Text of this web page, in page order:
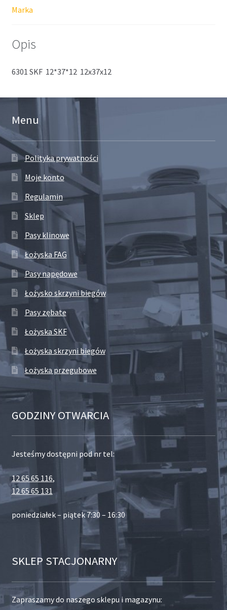
Marka
Opis
6301 SKF 12*37*12 12x37x12
Menu
Polityka prywatności
Moje konto
Regulamin
Sklep
Pasy klinowe
Łożyska FAG
Pasy napędowe
Łożysko skrzyni biegów
Pasy zębate
Łożyska SKF
Łożyska skrzyni biegów
Łożyska przegubowe
GODZINY OTWARCIA
Jesteśmy dostępni pod nr tel:
12 65 65 116,
12 65 65 131
poniedziałek – piątek 7:30 – 16:30
SKLEP STACJONARNY
Zapraszamy do naszego sklepu i magazynu: